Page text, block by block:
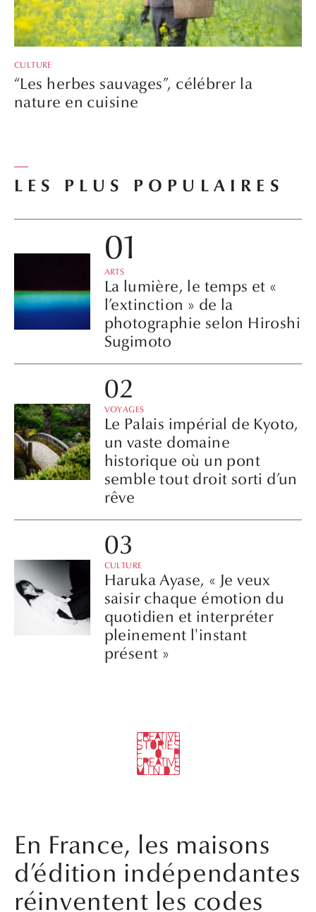
CULTURE
“Les herbes sauvages”, célébrer la
nature en cuisine
LES PLUS POPULAIRES
ARTS
La lumière, le temps et «
l’extinction » de la
photographie selon Hiroshi
Sugimoto
VOYAGES
Le Palais impérial de Kyoto,
un vaste domaine
historique où un pont
semble tout droit sorti d’un
rêve
CULTURE
Haruka Ayase, « Je veux
saisir chaque émotion du
quotidien et interpréter
pleinement l'instant
présent »
En France, les maisons
d’édition indépendantes
réinventent les codes